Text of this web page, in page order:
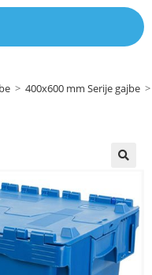
> 400x600 mm Serije gajbe >